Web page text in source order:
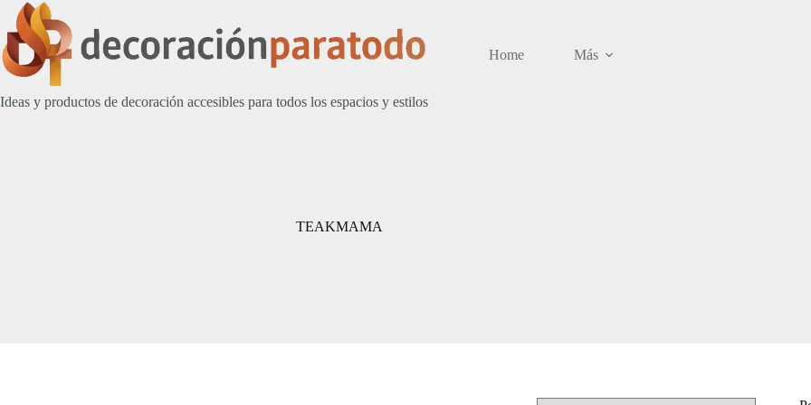
Saltar
contenido
Ideas y productos de decoración accesibles para todos los espacios y estilos
Home Más
TEAKMAMA